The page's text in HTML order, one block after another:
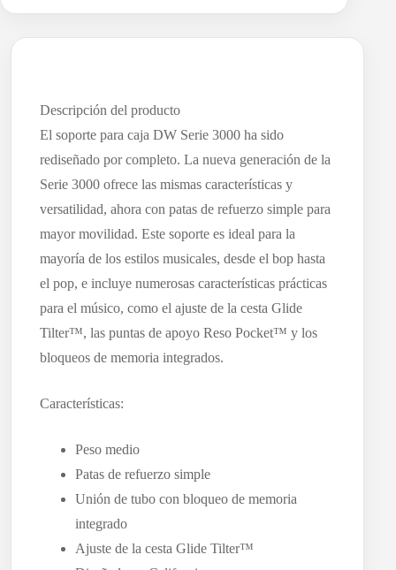
Descripción del producto
El soporte para caja DW Serie 3000 ha sido
rediseñado por completo. La nueva generación de la
Serie 3000 ofrece las mismas características y
versatilidad, ahora con patas de refuerzo simple para
mayor movilidad. Este soporte es ideal para la
mayoría de los estilos musicales, desde el bop hasta
el pop, e incluye numerosas características prácticas
para el músico, como el ajuste de la cesta Glide
Tilter™, las puntas de apoyo Reso Pocket™ y los
bloqueos de memoria integrados.
Características:
Peso medio
Patas de refuerzo simple
Unión de tubo con bloqueo de memoria
integrado
Ajuste de la cesta Glide Tilter™